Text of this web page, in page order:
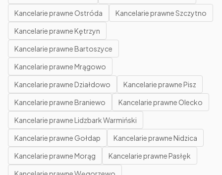
Kancelarie prawne Ostróda
Kancelarie prawne Szczytno
Kancelarie prawne Kętrzyn
Kancelarie prawne Bartoszyce
Kancelarie prawne Mrągowo
Kancelarie prawne Działdowo
Kancelarie prawne Pisz
Kancelarie prawne Braniewo
Kancelarie prawne Olecko
Kancelarie prawne Lidzbark Warmiński
Kancelarie prawne Gołdap
Kancelarie prawne Nidzica
Kancelarie prawne Morąg
Kancelarie prawne Pasłęk